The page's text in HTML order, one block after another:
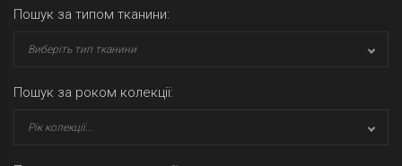
Пошук за типом тканини:
Виберіть тип тканини
Пошук за роком колекції:
Рік колекції...